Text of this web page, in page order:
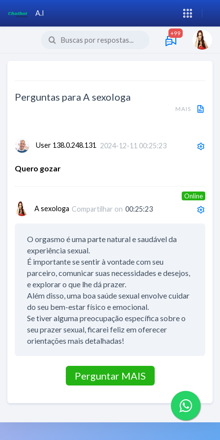
A.I
+99
Perguntas para A sexologa
MAIS
User 138.0.248.131 2024-12-11 00:25:23
Quero gozar
A sexologa Compartilhar on 00:25:23
Online
O orgasmo é uma parte natural e saudável da
experiência sexual.
É importante se sentir à vontade com seu
parceiro, comunicar suas necessidades e desejos,
e explorar o que lhe dá prazer.
Além disso, uma boa saúde sexual envolve cuidar
do seu bem-estar físico e emocional.
Se tiver alguma preocupação específica sobre o
seu prazer sexual, ficarei feliz em oferecer
orientações mais detalhadas!
Perguntar MAIS